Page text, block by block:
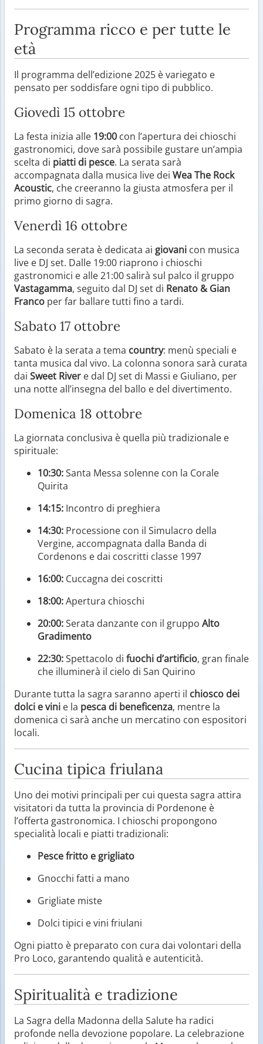
Programma ricco e per tutte le
età
Il programma dell’edizione 2025 è variegato e
pensato per soddisfare ogni tipo di pubblico.
Giovedì 15 ottobre
La festa inizia alle 19:00 con l’apertura dei chioschi
gastronomici, dove sarà possibile gustare un’ampia
scelta di piatti di pesce. La serata sarà
accompagnata dalla musica live dei Wea The Rock
Acoustic, che creeranno la giusta atmosfera per il
primo giorno di sagra.
Venerdì 16 ottobre
La seconda serata è dedicata ai giovani con musica
live e DJ set. Dalle 19:00 riaprono i chioschi
gastronomici e alle 21:00 salirà sul palco il gruppo
Vastagamma, seguito dal DJ set di Renato & Gian
Franco per far ballare tutti fino a tardi.
Sabato 17 ottobre
Sabato è la serata a tema country: menù speciali e
tanta musica dal vivo. La colonna sonora sarà curata
dai Sweet River e dal DJ set di Massi e Giuliano, per
una notte all’insegna del ballo e del divertimento.
Domenica 18 ottobre
La giornata conclusiva è quella più tradizionale e
spirituale:
10:30:Santa Messa solenne con la Corale
Quirita
14:15: Incontro di preghiera
14:30: Processione con il Simulacro della
Vergine, accompagnata dalla Banda di
Cordenons e dai coscritti classe 1997
16:00: Cuccagna dei coscritti
18:00:Apertura chioschi
20:00:Serata danzante con il gruppo Alto
Gradimento
22:30:Spettacolo di fuochi d’artificio, gran finale
che illuminerà il cielo di San Quirino
Durante tutta la sagra saranno aperti il chiosco dei
dolci e vini e la pesca di beneficenza, mentre la
domenica ci sarà anche un mercatino con espositori
locali.
Cucina tipica friulana
Uno dei motivi principali per cui questa sagra attira
visitatori da tutta la provincia di Pordenone è
l’offerta gastronomica. I chioschi propongono
specialità locali e piatti tradizionali:
Pesce fritto e grigliato
Gnocchi fatti a mano
Grigliate miste
Dolci tipici e vini friulani
Ogni piatto è preparato con cura dai volontari della
Pro Loco, garantendo qualità e autenticità.
Spiritualità e tradizione
La Sagra della Madonna della Salute ha radici
profonde nella devozione popolare. La celebrazione